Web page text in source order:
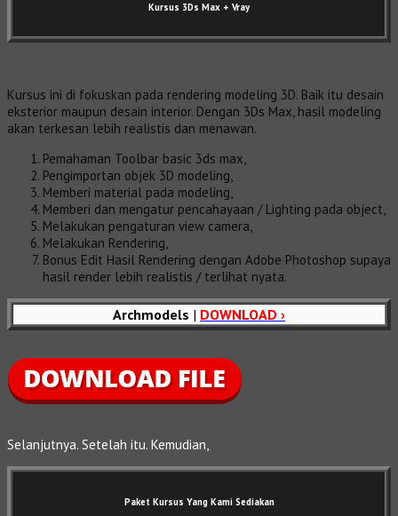
Kursus 3Ds Max + Vray
Kursus ini di fokuskan pada rendering modeling 3D. Baik itu desain
eksterior maupun desain interior. Dengan 3Ds Max, hasil modeling
akan terkesan lebih realistis dan menawan.
Pemahaman Toolbar basic 3ds max,
Pengimportan objek 3D modeling,
Memberi material pada modeling,
Memberi dan mengatur pencahayaan / Lighting pada object,
Melakukan pengaturan view camera,
Melakukan Rendering,
Bonus Edit Hasil Rendering dengan Adobe Photoshop supaya
hasil render lebih realistis / terlihat nyata.
Archmodels | DOWNLOAD ›
Selanjutnya. Setelah itu. Kemudian,
Paket Kursus Yang Kami Sediakan